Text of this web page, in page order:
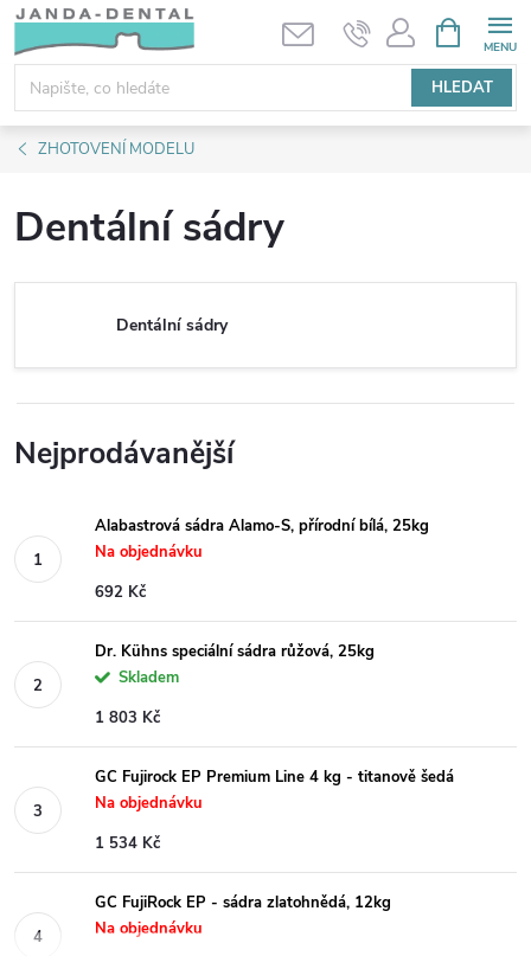
Přejít
obsah
HLEDAT
NÁKUPNÍ
KOŠÍK
ZHOTOVENÍ MODELU
Dentální sádry
Dentální sádry
Nejprodávanější
Alabastrová sádra Alamo-S, přírodní bílá, 25kg
Na objednávku
692 Kč
Dr. Kühns speciální sádra růžová, 25kg
Skladem
1 803 Kč
GC Fujirock EP Premium Line 4 kg - titanově šedá
Na objednávku
1 534 Kč
GC FujiRock EP - sádra zlatohnědá, 12kg
Na objednávku